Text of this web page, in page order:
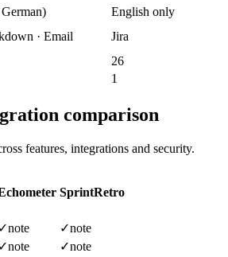
English only
· Email
Jira
26
1
comparison
features, integrations and security.
SprintRetro
✓note ✓note
✓note ✓note